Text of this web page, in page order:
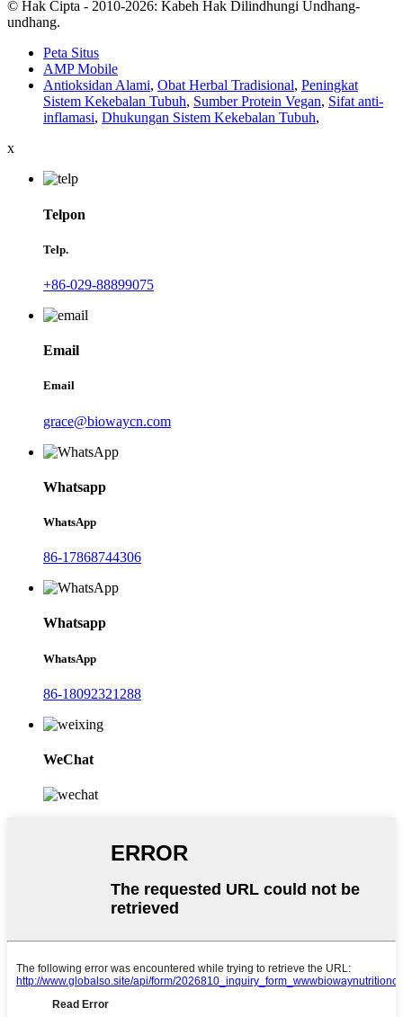
© Hak Cipta - 2010-2026: Kabeh Hak Dilindhungi Undhang-
undhang.
Peta Situs
AMP Mobile
Antioksidan Alami, Obat Herbal Tradisional, Peningkat
Sistem Kekebalan Tubuh, Sumber Protein Vegan, Sifat anti-
inflamasi, Dhukungan Sistem Kekebalan Tubuh,
x
Telpon
Telp.
+86-029-88899075
Email
Email
grace@biowaycn.com
Whatsapp
WhatsApp
86-17868744306
Whatsapp
WhatsApp
86-18092321288
WeChat